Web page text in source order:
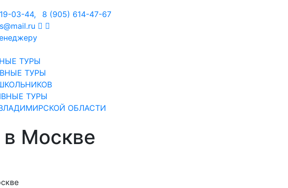
03-44,
8 (905) 614-47-67
ТУРЫ
ТУРЫ
ТУРЫ
ОБЛАСТИ
Москве